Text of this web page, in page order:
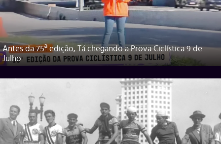
Antes da 75ª edição, Tá chegando a Prova Ciclística 9 de
Julho